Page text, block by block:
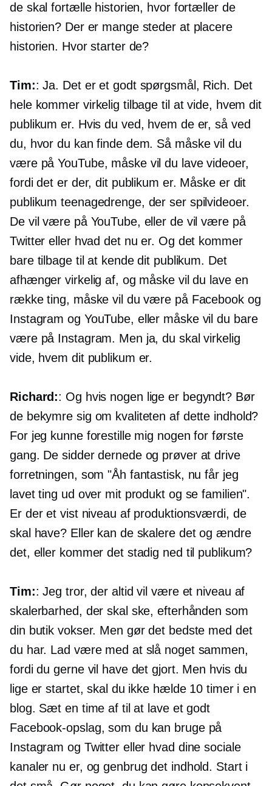
de skal fortælle historien, hvor fortæller de
historien? Der er mange steder at placere
historien. Hvor starter de?
Tim:: Ja. Det er et godt spørgsmål, Rich. Det
hele kommer virkelig tilbage til at vide, hvem dit
publikum er. Hvis du ved, hvem de er, så ved
du, hvor du kan finde dem. Så måske vil du
være på YouTube, måske vil du lave videoer,
fordi det er der, dit publikum er. Måske er dit
publikum teenagedrenge, der ser spilvideoer.
De vil være på YouTube, eller de vil være på
Twitter eller hvad det nu er. Og det kommer
bare tilbage til at kende dit publikum. Det
afhænger virkelig af, og måske vil du lave en
række ting, måske vil du være på Facebook og
Instagram og YouTube, eller måske vil du bare
være på Instagram. Men ja, du skal virkelig
vide, hvem dit publikum er.
Richard:: Og hvis nogen lige er begyndt? Bør
de bekymre sig om kvaliteten af ​​dette indhold?
For jeg kunne forestille mig nogen for første
gang. De sidder dernede og prøver at drive
forretningen, som "Åh fantastisk, nu får jeg
lavet ting ud over mit produkt og se familien".
Er der et vist niveau af produktionsværdi, de
skal have? Eller kan de skalere det og ændre
det, eller kommer det stadig ned til publikum?
Tim:: Jeg tror, ​​der altid vil være et niveau af
skalerbarhed, der skal ske, efterhånden som
din butik vokser. Men gør det bedste med det
du har. Lad være med at slå noget sammen,
fordi du gerne vil have det gjort. Men hvis du
lige er startet, skal du ikke hælde 10 timer i en
blog. Sæt en time af til at lave et godt
Facebook-opslag, som du kan bruge på
Instagram og Twitter eller hvad dine sociale
kanaler nu er, og genbrug det indhold. Start i